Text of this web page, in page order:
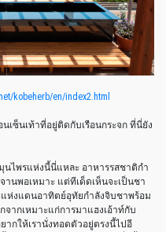
kobeherb/en/index2.html
เซ็นเท้าที่อยู่ติดกับเรือนกระจก ที่นี่ยัง
ไพรแห่งนี้นี่แหละ อาหารรสชาติกำ
านพอเหมาะ แต่ทีเด็ดเห็นจะเป็นชา
แห่งแดนอาทิตย์อุทัยกำลังจิบชาพร้อม
ากเหมาะแก่การมาแฮงเอ้าท์กับ
ากให้เรานั่งทอดตัวอยู่ตรงนี้ไปอี